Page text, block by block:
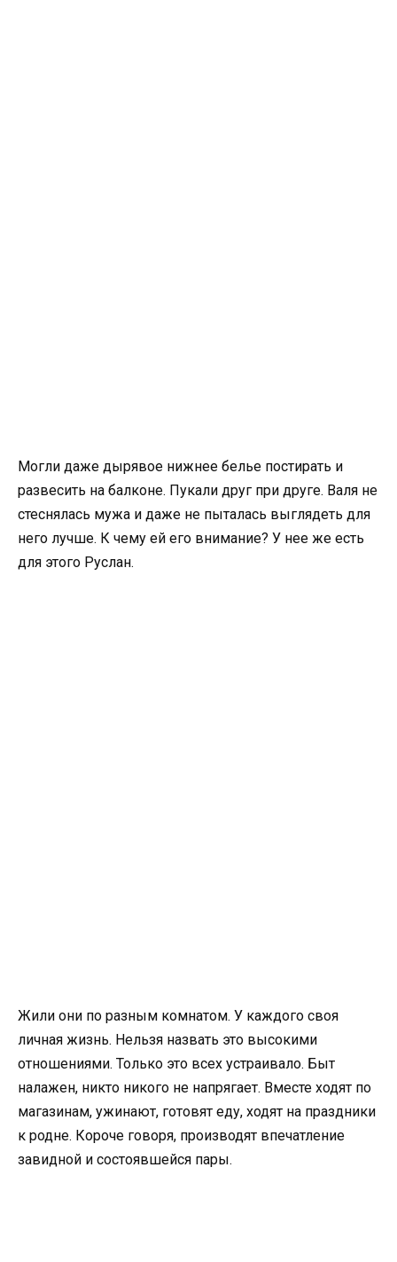
Могли даже дырявое нижнее белье постирать и
развесить на балконе. Пукали друг при друге. Валя не
стеснялась мужа и даже не пыталась выглядеть для
него лучше. К чему ей его внимание? У нее же есть
для этого Руслан.
Жили они по разным комнатом. У каждого своя
личная жизнь. Нельзя назвать это высокими
отношениями. Только это всех устраивало. Быт
налажен, никто никого не напрягает. Вместе ходят по
магазинам, ужинают, готовят еду, ходят на праздники
к родне. Короче говоря, производят впечатление
завидной и состоявшейся пары.